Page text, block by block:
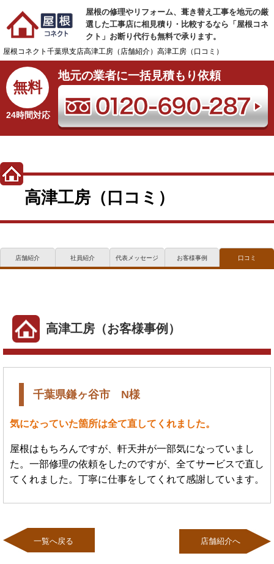
屋根の修理やリフォーム、葺き替え工事を地元の厳
選した工事店に相見積り・比較するなら「屋根コネ
クト」お断り代行も無料で承ります。
屋根コネクト 千葉県支店高津工房（店舗紹介） 高津工房（口コミ）
無料
24時間対応
地元の業者に一括見積もり依頼
高津工房（口コミ）
店舗紹介 社員紹介 代表メッセージ お客様事例 口コミ
高津工房（お客様事例）
千葉県鎌ヶ谷市 N様
気になっていた箇所は全て直してくれました。
屋根はもちろんですが、軒天井が一部気になっていまし
た。一部修理の依頼をしたのですが、全てサービスで直し
てくれました。丁寧に仕事をしてくれて感謝しています。
一覧へ戻る 店舗紹介へ